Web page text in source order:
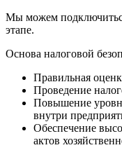
Мы можем
этапе.
Основа налоговой
Правильная
Проведение
Повышение
внутри
Обеспечение
актов